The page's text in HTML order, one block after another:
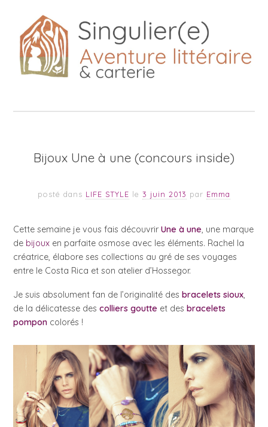
Bijoux Une à une (concours inside)
posté dans LIFE STYLE le 3 juin 2013 par Emma
Cette semaine je vous fais découvrirUne à une, une marque
de bijoux en parfaite osmose avec les éléments. Rachel la
créatrice, élabore ses collections au gré de ses voyages
entre le Costa Rica et son atelier d’Hossegor.
Je suis absolument fan de l’originalité des bracelets sioux,
de la délicatesse descolliers goutte et des bracelets
pompon colorés !